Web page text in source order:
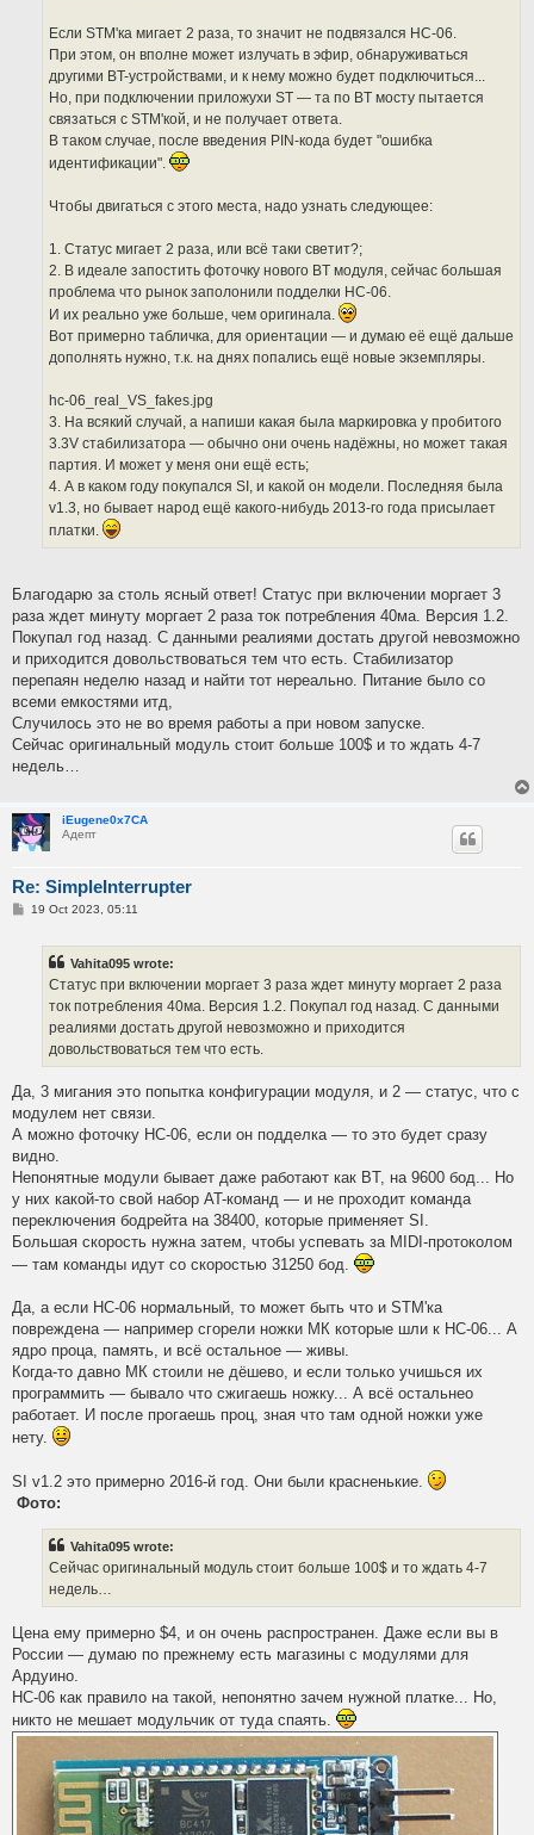
Если STM'ка мигает 2 раза, то значит не подвязался HC-06.
При этом, он вполне может излучать в эфир, обнаруживаться
другими BT-устройствами, и к нему можно будет подключиться...
Но, при подключении приложухи ST — та по BT мосту пытается
связаться с STM'кой, и не получает ответа.
В таком случае, после введения PIN-кода будет "ошибка
идентификации".
Чтобы двигаться с этого места, надо узнать следующее:
1. Статус мигает 2 раза, или всё таки светит?;
2. В идеале запостить фоточку нового BT модуля, сейчас большая
проблема что рынок заполонили подделки HC-06.
И их реально уже больше, чем оригинала.
Вот примерно табличка, для ориентации — и думаю её ещё дальше
дополнять нужно, т.к. на днях попались ещё новые экземпляры.
hc-06_real_VS_fakes.jpg
3. На всякий случай, а напиши какая была маркировка у пробитого
3.3V стабилизатора — обычно они очень надёжны, но может такая
партия. И может у меня они ещё есть;
4. А в каком году покупался SI, и какой он модели. Последняя была
v1.3, но бывает народ ещё какого-нибудь 2013-го года присылает
платки.
Благодарю за столь ясный ответ! Статус при включении моргает 3
раза ждет минуту моргает 2 раза ток потребления 40ма. Версия 1.2.
Покупал год назад. С данными реалиями достать другой невозможно
и приходится довольствоваться тем что есть. Стабилизатор
перепаян неделю назад и найти тот нереально. Питание было со
всеми емкостями итд,
Случилось это не во время работы а при новом запуске.
Сейчас оригинальный модуль стоит больше 100$ и то ждать 4-7
недель…
iEugene0x7CA
Адепт
Re: SimpleInterrupter
P19 Oct 2023, 05:11
Vahita095 wrote:
Статус при включении моргает 3 раза ждет минуту моргает 2 раза
ток потребления 40ма. Версия 1.2. Покупал год назад. С данными
реалиями достать другой невозможно и приходится
довольствоваться тем что есть.
Да, 3 мигания это попытка конфигурации модуля, и 2 — статус, что с
модулем нет связи.
А можно фоточку HC-06, если он подделка — то это будет сразу
видно.
Непонятные модули бывает даже работают как BT, на 9600 бод... Но
у них какой-то свой набор AT-команд — и не проходит команда
переключения бодрейта на 38400, которые применяет SI.
Большая скорость нужна затем, чтобы успевать за MIDI-протоколом
— там команды идут со скоростью 31250 бод.
Да, а если HC-06 нормальный, то может быть что и STM'ка
повреждена — например сгорели ножки МК которые шли к HC-06... А
ядро проца, память, и всё остальное — живы.
Когда-то давно МК стоили не дёшево, и если только учишься их
программить — бывало что сжигаешь ножку... А всё остальнео
работает. И после прогаешь проц, зная что там одной ножки уже
нету.
SI v1.2 это примерно 2016-й год. Они были красненькие.
Фото:
Vahita095 wrote:
Сейчас оригинальный модуль стоит больше 100$ и то ждать 4-7
недель…
Цена ему примерно $4, и он очень распространен. Даже если вы в
России — думаю по прежнему есть магазины с модулями для
Ардуино.
HC-06 как правило на такой, непонятно зачем нужной платке... Но,
никто не мешает модульчик от туда спаять.